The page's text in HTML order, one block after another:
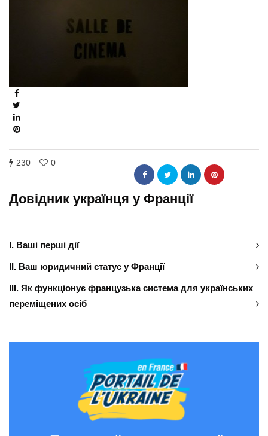
230 0
Довідник українця у Франції
І. Ваші перші дії
ІІ. Ваш юридичний статус у Франції
ІІІ. Як функціонує французька система для українських
переміщених осіб